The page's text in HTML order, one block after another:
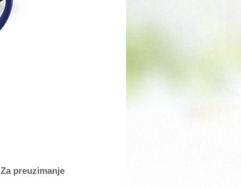
Za preuzimanje